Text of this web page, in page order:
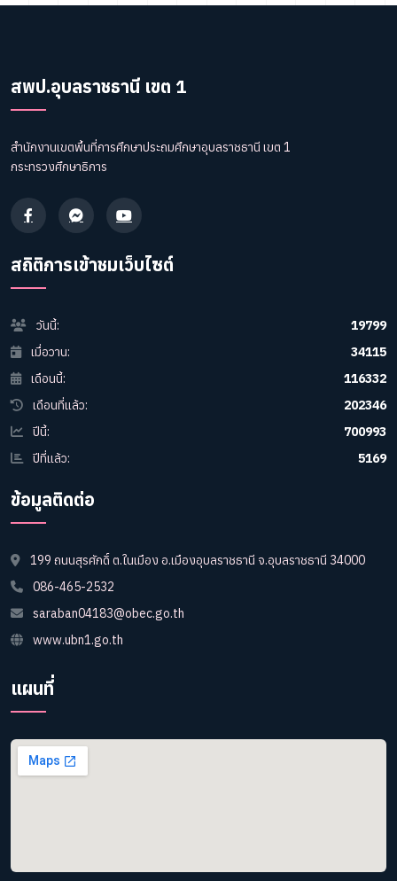
สพป.อุบลราชธานี เขต 1
สำนักงานเขตพื้นที่การศึกษาประถมศึกษาอุบลราชธานี เขต 1
กระทรวงศึกษาธิการ
สถิติการเข้าชมเว็บไซต์
วันนี้:
19799
เมื่อวาน:
34115
เดือนนี้:
116332
เดือนที่แล้ว:
202346
ปีนี้:
700993
ปีที่แล้ว:
5169
ข้อมูลติดต่อ
199 ถนนสุรศักดิ์ ต.ในเมือง อ.เมืองอุบลราชธานี จ.อุบลราชธานี 34000
086-465-2532
saraban04183@obec.go.th
www.ubn1.go.th
แผนที่